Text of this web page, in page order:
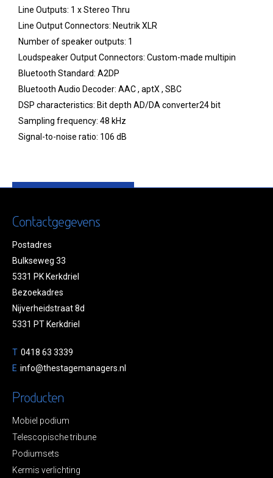
Line Outputs: 1 x Stereo Thru
Line Output Connectors: Neutrik XLR
Number of speaker outputs: 1
Loudspeaker Output Connectors: Custom-made multipin
Bluetooth Standard: A2DP
Bluetooth Audio Decoder: AAC , aptX , SBC
DSP characteristics: Bit depth AD/DA converter24 bit
Sampling frequency: 48 kHz
Signal-to-noise ratio: 106 dB
Contactgegevens
Postadres
Bulkseweg 33
5331 PK Kerkdriel
Bezoekadres
Nijverheidstraat 8d
5331 PT Kerkdriel
T 0418 63 3339
E info@thestagemanagers.nl
Producten
Mobiel podium
Telescopische tribune
Podiumsets
Kermis verlichting